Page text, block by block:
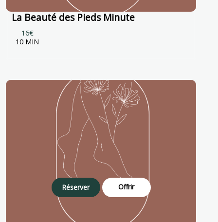
La Beauté des Pieds Minute
16€
10 MIN
Réserver Offrir